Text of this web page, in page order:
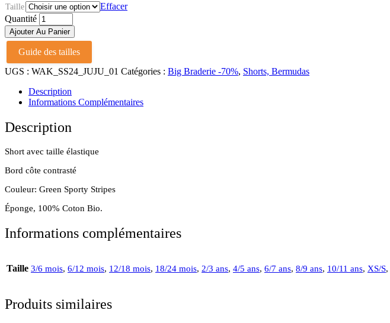
Taille Effacer
Short
Juju
Terry
Green
Sporty
Stripes
quantité
Quantité
Ajouter Au Panier
Guide des tailles
UGS : WAK_SS24_JUJU_01 Catégories : Big Braderie -70%, Shorts, Bermudas
Description
Informations Complémentaires
Description
Short avec taille élastique
Bord côte contrasté
Couleur: Green Sporty Stripes
Éponge, 100% Coton Bio.
Informations complémentaires
Taille 3/6 mois, 6/12 mois, 12/18 mois, 18/24 mois, 2/3 ans, 4/5 ans, 6/7 ans, 8/9 ans, 10/11 ans, XS/S,
Produits similaires